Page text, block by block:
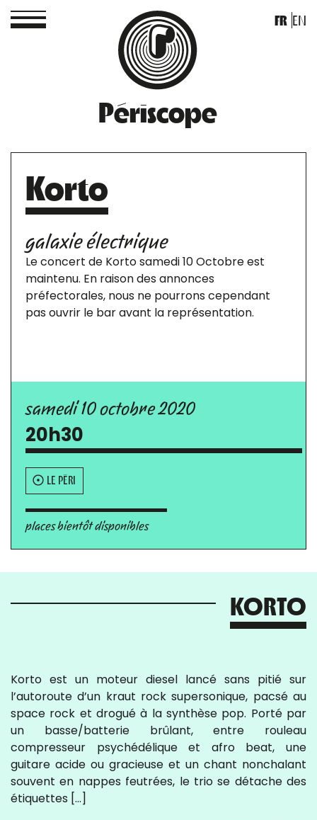
Périscope
FR EN
Korto
galaxie électrique
Le concert de Korto samedi 10 Octobre est
maintenu. En raison des annonces
préfectorales, nous ne pourrons cependant
pas ouvrir le bar avant la représentation.
samedi 10 octobre 2020
20h30
LE PÉRI
places bientôt disponibles
KORTO
Korto est un moteur diesel lancé sans pitié sur
l’autoroute d’un kraut rock supersonique, pacsé au
space rock et drogué à la synthèse pop. Porté par
un basse/batterie brûlant, entre rouleau
compresseur psychédélique et afro beat, une
guitare acide ou gracieuse et un chant nonchalant
souvent en nappes feutrées, le trio se détache des
étiquettes […]